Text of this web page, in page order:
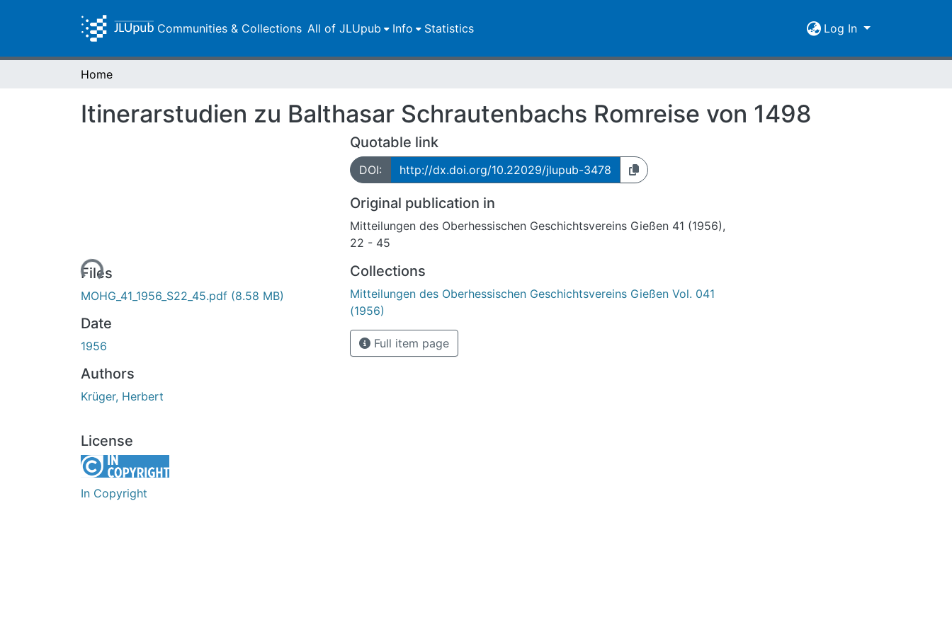
Communities & Collections All of JLUpub Info Statistics Log In
Home
Itinerarstudien zu Balthasar Schrautenbachs Romreise von 1498
Loading...
Files
MOHG_41_1956_S22_45.pdf (8.58 MB)
Date
1956
Authors
Krüger, Herbert
License
In Copyright
Quotable link
DOI: http://dx.doi.org/10.22029/jlupub-3478
Original publication in
Mitteilungen des Oberhessischen Geschichtsvereins Gießen 41 (1956),
22 - 45
Collections
Mitteilungen des Oberhessischen Geschichtsvereins Gießen Vol. 041
(1956)
Full item page